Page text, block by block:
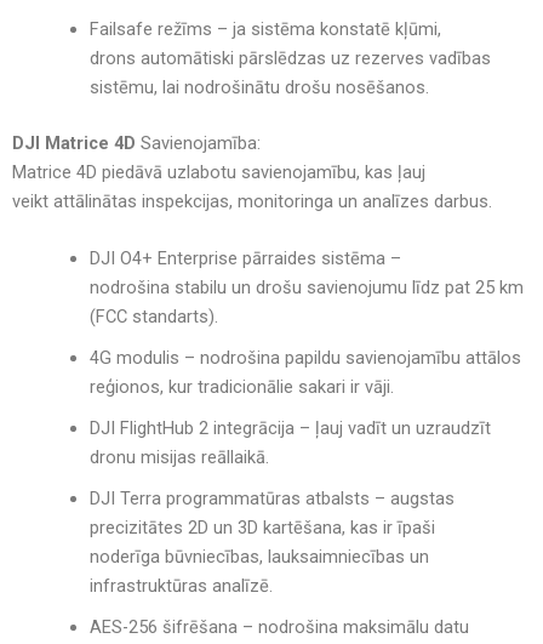
Failsafe režīms – ja sistēma konstatē kļūmi,
drons automātiski pārslēdzas uz rezerves vadības
sistēmu, lai nodrošinātu drošu nosēšanos.
DJI Matrice 4D Savienojamība:
Matrice 4D piedāvā uzlabotu savienojamību, kas ļauj
veikt attālinātas inspekcijas, monitoringa un analīzes darbus.
DJI O4+ Enterprise pārraides sistēma–
nodrošina stabilu un drošu savienojumu līdz pat 25 km
(FCC standarts).
4G modulis – nodrošina papildu savienojamību attālos
reģionos, kur tradicionālie sakari ir vāji.
DJI FlightHub 2 integrācija– ļauj vadīt un uzraudzīt
dronu misijas reāllaikā.
DJI Terra programmatūras atbalsts – augstas
precizitātes 2D un 3D kartēšana, kas ir īpaši
noderīga būvniecības, lauksaimniecības un
infrastruktūras analīzē.
AES-256 šifrēšana– nodrošina maksimālu datu